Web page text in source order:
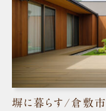
塀に暮らす/倉敷市